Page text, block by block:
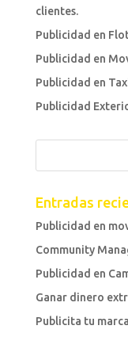
clientes.
Publicidad en
Publicidad en
Publicidad en
Publicidad
Entradas
Publicidad en
Community
Publicidad en
Ganar dinero
Publicita tu